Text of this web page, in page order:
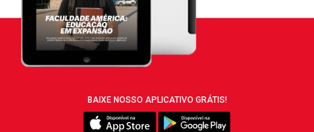
BAIXE NOSSO APLICATIVO GRÁTIS!